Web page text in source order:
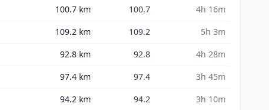
100.7 km 100.7
4h 16m
109.2 km 109.2
5h 3m
92.8 km 92.8
4h 28m
97.4 km 97.4
3h 45m
94.2 km 94.2 3h 10m